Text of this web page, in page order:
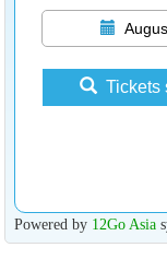
Tickets
Powered by 12Go Asia